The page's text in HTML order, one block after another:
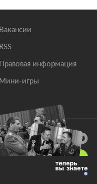
Вакансии
RSS
Правовая информация
Мини-игры